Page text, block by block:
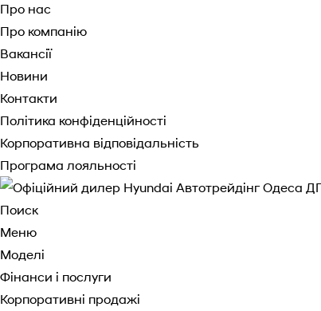
Про нас
Про компанію
Вакансії
Новини
Контакти
Політика конфіденційності
Корпоративна відповідальність
Програма лояльності
Поиск
Меню
Моделі
Фінанси і послуги
Корпоративні продажі